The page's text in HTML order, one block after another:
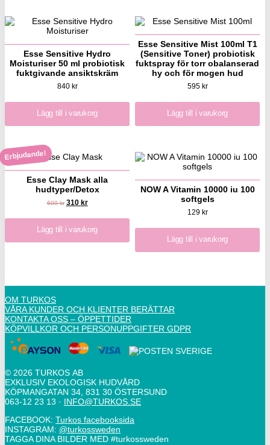
Esse Sensitive Hydro
Moisturiser 50 ml probiotisk
fuktgivande ansiktskräm
840 kr
Lägg till i varukorg
Esse Sensitive Mist 100ml T1
(Sensitive Toner) probiotisk
fuktspray för torr obalanserad
hy och för mogen hud
595 kr
Lägg till i varukorg
Erbjudande!
Esse Clay Mask alla
hudtyper/Detox
600kr 310 kr
Lägg till i varukorg
NOW A Vitamin 10000 iu 100
softgels
129 kr
Lägg till i varukorg
OM TURKOS
VÅRA KUNDER OCH KLIENTER BERÄTTAR
KONTAKTA OSS – ÖPPETTIDER
KÖPVILLKOR OCH PERSONUPPGIFTER GDPR
© 2026 TURKOS AB
EXKLUSIV EKOLOGISK HUDVÅRD
KÖPMANGATAN 34, 831 30 ÖSTERSUND
063-12 23 13 · INFO@TURKOS.SE
FACEBOOK: Turkos facebooksida
INSTAGRAM: @turkossweden
TAGGA DINA BILDER MED #turkossweden